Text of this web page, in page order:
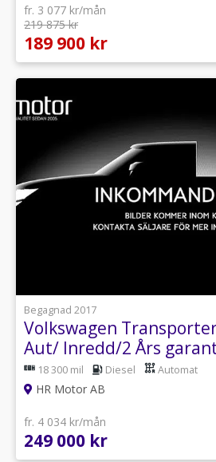
fr. 3 077 kr/mån
219 875 kr
189 900 kr
Begagnad 2017
Volkswagen
Aut/ Inredd/2 Års
18 300 mil Diesel Automat
HR Motor AB
fr. 4 034 kr/mån
249 000 kr